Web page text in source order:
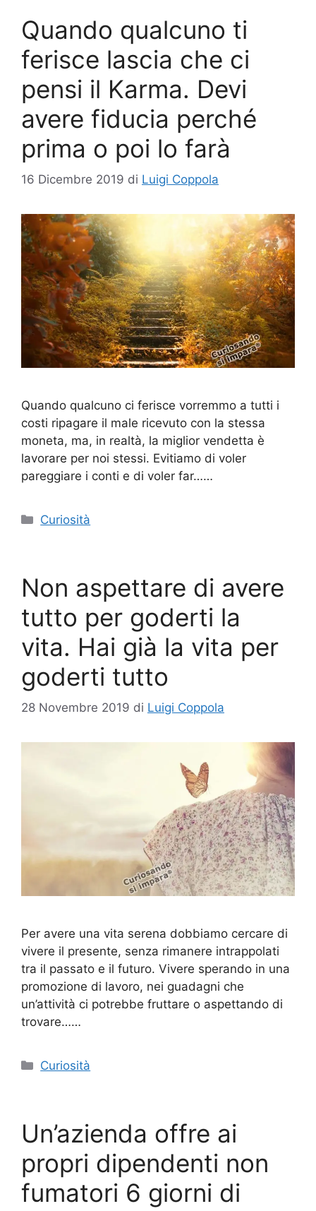
Quando qualcuno ti
ferisce lascia che ci
pensi il Karma. Devi
avere fiducia perché
prima o poi lo farà
16 Dicembre 2019 di Luigi Coppola
Quando qualcuno ci ferisce vorremmo a tutti i
costi ripagare il male ricevuto con la stessa
moneta, ma, in realtà, la miglior vendetta è
lavorare per noi stessi. Evitiamo di voler
pareggiare i conti e di voler far……
Categorie
Curiosità
Non aspettare di avere
tutto per goderti la
vita. Hai già la vita per
goderti tutto
28 Novembre 2019 di Luigi Coppola
Per avere una vita serena dobbiamo cercare di
vivere il presente, senza rimanere intrappolati
tra il passato e il futuro. Vivere sperando in una
promozione di lavoro, nei guadagni che
un’attività ci potrebbe fruttare o aspettando di
trovare……
Categorie
Curiosità
Un’azienda offre ai
propri dipendenti non
fumatori 6 giorni di